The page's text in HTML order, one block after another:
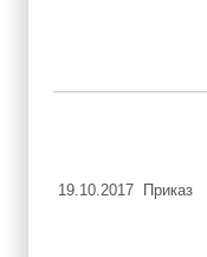
19.10.2017 Приказ